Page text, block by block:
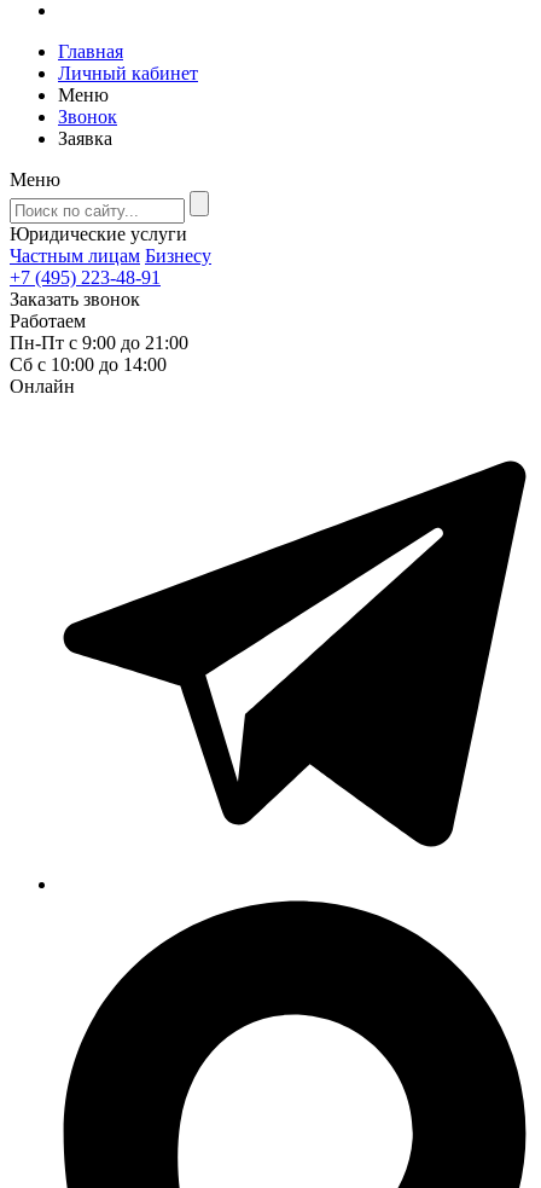
Главная
Личный кабинет
Меню
Звонок
Заявка
Меню
Юридические услуги
Частным лицам Бизнесу
+7 (495) 223-48-91
Заказать звонок
Работаем
Пн-Пт с 9:00 до 21:00
Сб с 10:00 до 14:00
Онлайн